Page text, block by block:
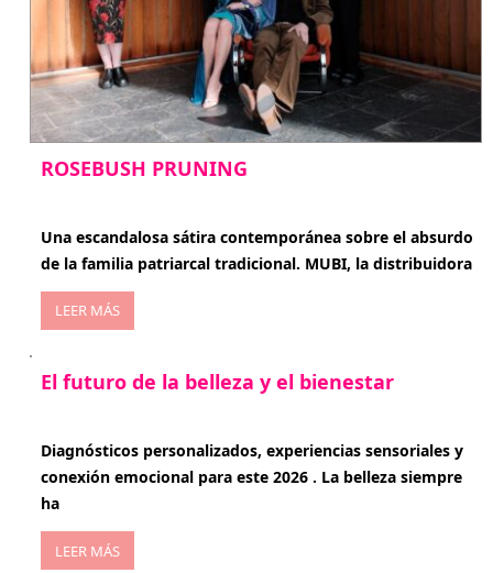
ROSEBUSH PRUNING
Una escandalosa sátira contemporánea sobre el absurdo
de la familia patriarcal tradicional. MUBI, la distribuidora
LEER MÁS
El futuro de la belleza y el bienestar
Diagnósticos personalizados, experiencias sensoriales y
conexión emocional para este 2026 . La belleza siempre
ha
LEER MÁS